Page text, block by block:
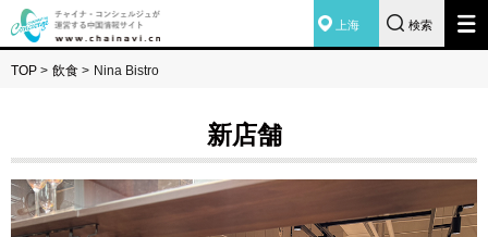
上海 検索
TOP > 飲食 > Nina Bistro
新店舗